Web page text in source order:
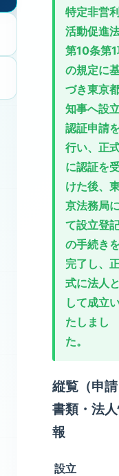
特定非営
活動促進
第10条第
の規定に
づき東京
知事へ設
認証申請
行い、正
に認証を
けた後、
京法務局
て設立登
の手続き
完了し、
式に法人
して成立
たしまし
た。
縦覧（申
書類・法
報
設立